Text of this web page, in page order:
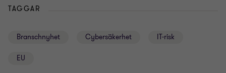
TAGGAR
Branschnyhet Cybersäkerhet IT-risk
EU